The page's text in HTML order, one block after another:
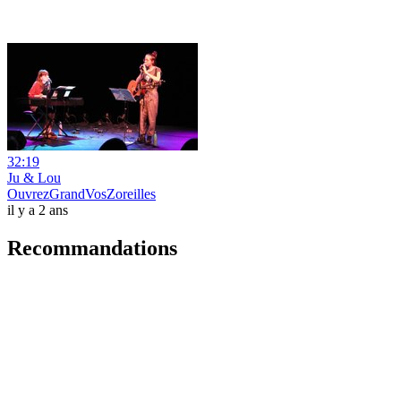
32:19
Ju & Lou
OuvrezGrandVosZoreilles
il y a 2 ans
Recommandations